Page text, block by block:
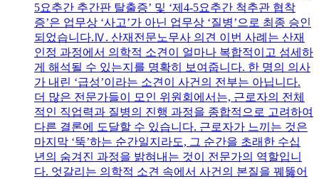
5요추간 추간판 탈출증’ 및 ‘제4-5요추간 척추관 협착
증’은 업무상 ‘사고’가 아닌 업무상 ‘질병’으로 최종 승인
되었습니다.Ⅳ. 산재전문노무사 의견 이번 사례는 산재
인정 과정에서 의학적 소견이 얼마나 복합적이고 섬세하
게 해석될 수 있는지를 명확히 보여줍니다. 한 명의 의사
가 내린 ‘급성’이라는 소견이 사건의 전부는 아닙니다.
더 많은 전문가들이 모인 위원회에서는, 근로자의 전체
적인 직업력과 질병의 진행 과정을 종합적으로 고려하여
다른 결론에 도달할 수 있습니다. 근로자가 느끼는 것은
마지막 ‘뚝’하는 순간일지라도, 그 순간을 초래한 수십
년의 숨겨진 과정을 밝혀내는 것이 전문가의 역할입니
다. 엇갈리는 의학적 소견 속에서 사건의 본질을 꿰뚫어